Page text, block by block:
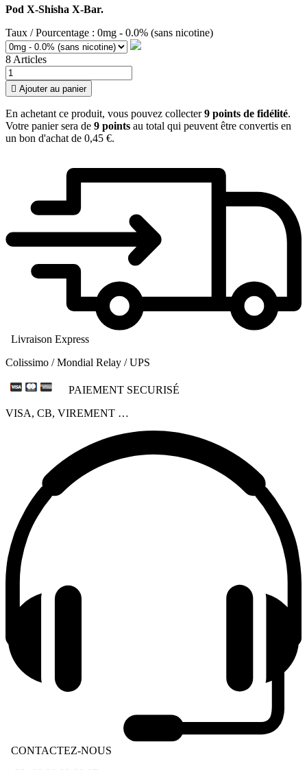
Pod X-Shisha X-Bar.
Taux / Pourcentage : 0mg - 0.0% (sans nicotine)
8 Articles
 Ajouter au panier
En achetant ce produit, vous pouvez collecter9 points de fidélité.
Votre panier sera de 9 points au total qui peuvent être convertis en
un bon d'achat de 0,45 €.
Livraison Express
Colissimo / Mondial Relay / UPS
PAIEMENT SECURISÉ
VISA, CB, VIREMENT …
CONTACTEZ-NOUS